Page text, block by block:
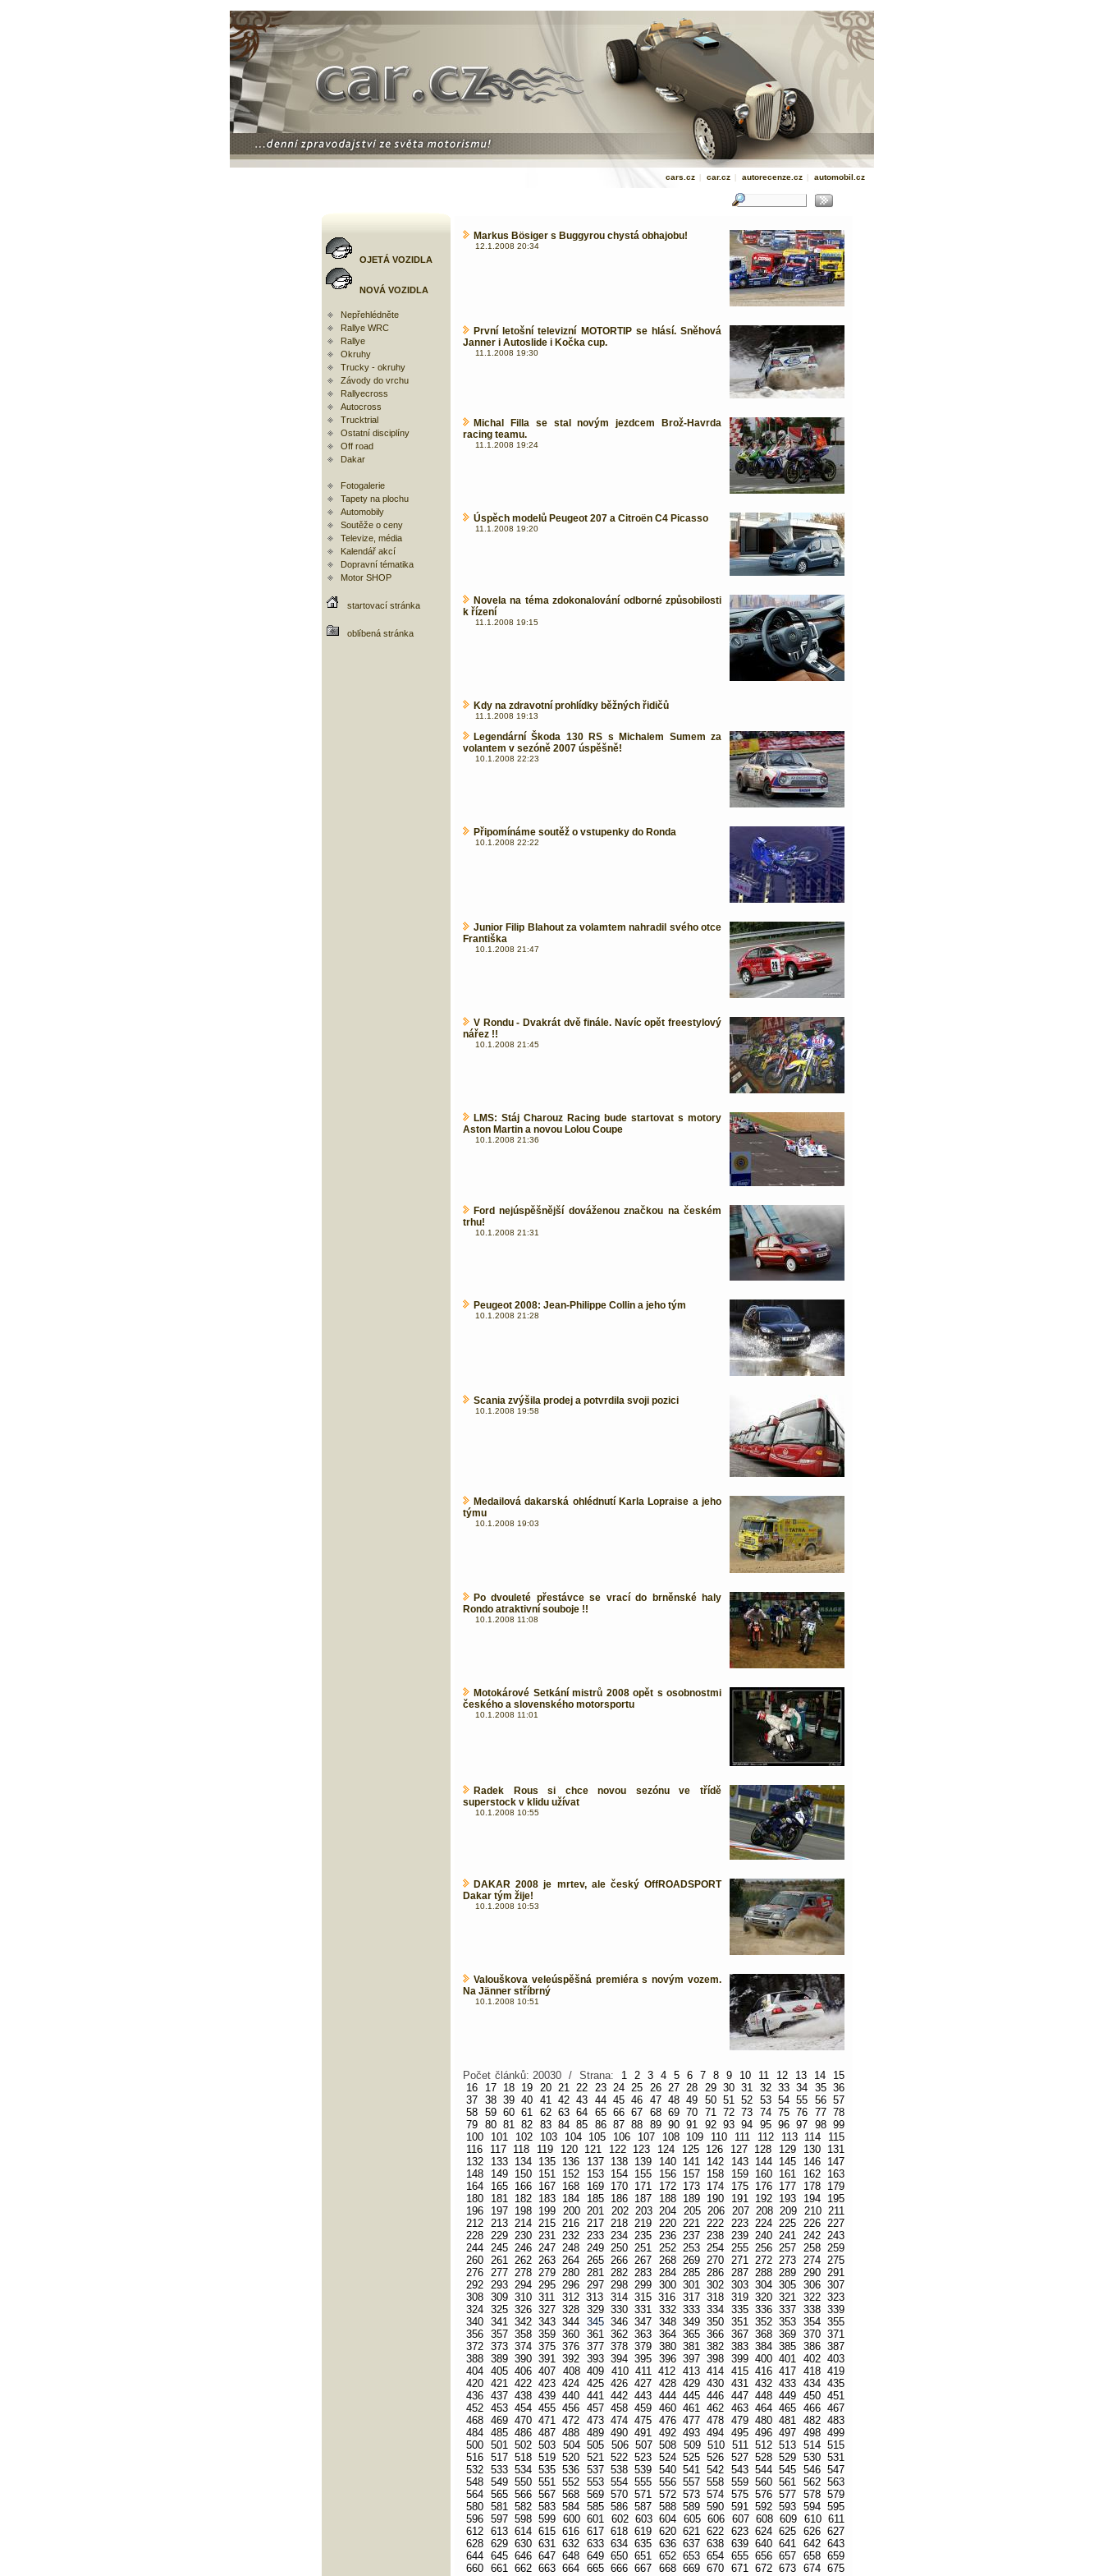
cars.cz | car.cz | autorecenze.cz | automobil.cz
OJETÁ VOZIDLA
NOVÁ VOZIDLA
Nepřehlédněte
Rallye WRC
Rallye
Okruhy
Trucky - okruhy
Závody do vrchu
Rallyecross
Autocross
Trucktrial
Ostatní disciplíny
Off road
Dakar
Fotogalerie
Tapety na plochu
Automobily
Soutěže o ceny
Televize, média
Kalendář akcí
Dopravní tématika
Motor SHOP
startovací stránka
oblíbená stránka
Markus Bösiger s Buggyrou chystá obhajobu!
12.1.2008 20:34
První letošní televizní MOTORTIP se hlásí. Sněhová
Janner i Autoslide i Kočka cup.
11.1.2008 19:30
Michal Filla se stal novým jezdcem Brož-Havrda
racing teamu.
11.1.2008 19:24
Úspěch modelů Peugeot 207 a Citroën C4 Picasso
11.1.2008 19:20
Novela na téma zdokonalování odborné způsobilosti
k řízení
11.1.2008 19:15
Kdy na zdravotní prohlídky běžných řidičů
11.1.2008 19:13
Legendární Škoda 130 RS s Michalem Sumem za
volantem v sezóně 2007 úspěšně!
10.1.2008 22:23
Připomínáme soutěž o vstupenky do Ronda
10.1.2008 22:22
Junior Filip Blahout za volamtem nahradil svého otce
Františka
10.1.2008 21:47
V Rondu - Dvakrát dvě finále. Navíc opět freestylový
nářez !!
10.1.2008 21:45
LMS: Stáj Charouz Racing bude startovat s motory
Aston Martin a novou Lolou Coupe
10.1.2008 21:36
Ford nejúspěšnější dováženou značkou na českém
trhu!
10.1.2008 21:31
Peugeot 2008: Jean-Philippe Collin a jeho tým
10.1.2008 21:28
Scania zvýšila prodej a potvrdila svoji pozici
10.1.2008 19:58
Medailová dakarská ohlédnutí Karla Lopraise a jeho
týmu
10.1.2008 19:03
Po dvouleté přestávce se vrací do brněnské haly
Rondo atraktivní souboje !!
10.1.2008 11:08
Motokárové Setkání mistrů 2008 opět s osobnostmi
českého a slovenského motorsportu
10.1.2008 11:01
Radek Rous si chce novou sezónu ve třídě
superstock v klidu užívat
10.1.2008 10:55
DAKAR 2008 je mrtev, ale český OffROADSPORT
Dakar tým žije!
10.1.2008 10:53
Valouškova veleúspěšná premiéra s novým vozem.
Na Jänner stříbrný
10.1.2008 10:51
Počet článků: 20030 / Strana: 1 2 3 4 5 6 7 8 9 10 11 12 13 14
15
16
17 18 19 20 21 22 23 24 25 26 27 28 29 30 31 32 33 34 35 36
37 38 39 40 41 42 43 44 45 46 47 48 49 50 51 52 53 54 55 56 57
58 59 60 61 62 63 64 65 66 67 68 69 70 71 72 73 74 75 76 77 78
79 80 81 82 83 84 85 86 87 88 89 90 91 92 93 94 95 96 97 98 99
100
101 102 103 104 105 106 107 108 109 110 111 112 113 114
115
116
117 118 119 120 121 122 123 124 125 126 127 128 129 130
131
132
133 134 135 136 137 138 139 140 141 142 143 144 145 146
147
148
149 150 151 152 153 154 155 156 157 158 159 160 161 162
163
164
165 166 167 168 169 170 171 172 173 174 175 176 177 178
179
180
181 182 183 184 185 186 187 188 189 190 191 192 193 194
195
196
197 198 199 200 201 202 203 204 205 206 207 208 209 210 211
212 213 214 215 216 217 218 219 220 221 222 223 224 225 226 227
228 229 230 231 232 233 234 235 236 237 238 239 240 241 242 243
244 245 246 247 248 249 250 251 252 253 254 255 256 257 258 259
260 261 262 263 264 265 266 267 268 269 270 271 272 273 274 275
276 277 278 279 280 281 282 283 284 285 286 287 288 289 290 291
292 293 294 295 296 297 298 299 300 301 302 303 304 305 306 307
308 309 310 311 312 313 314 315 316 317 318 319 320 321 322 323
324 325 326 327 328 329 330 331 332 333 334 335 336 337 338 339
340 341 342 343 344 345 346 347 348 349 350 351 352 353 354 355
356 357 358 359 360 361 362 363 364 365 366 367 368 369 370 371
372 373 374 375 376 377 378 379 380 381 382 383 384 385 386 387
388 389 390 391 392 393 394 395 396 397 398 399 400 401 402 403
404 405 406 407 408 409 410 411 412 413 414 415 416 417 418 419
420 421 422 423 424 425 426 427 428 429 430 431 432 433 434 435
436 437 438 439 440 441 442 443 444 445 446 447 448 449 450 451
452 453 454 455 456 457 458 459 460 461 462 463 464 465 466 467
468 469 470 471 472 473 474 475 476 477 478 479 480 481 482 483
484 485 486 487 488 489 490 491 492 493 494 495 496 497 498 499
500 501 502 503 504 505 506 507 508 509 510 511 512 513 514 515
516 517 518 519 520 521 522 523 524 525 526 527 528 529 530 531
532 533 534 535 536 537 538 539 540 541 542 543 544 545 546 547
548 549 550 551 552 553 554 555 556 557 558 559 560 561 562 563
564 565 566 567 568 569 570 571 572 573 574 575 576 577 578 579
580 581 582 583 584 585 586 587 588 589 590 591 592 593 594 595
596 597 598 599 600 601 602 603 604 605 606 607 608 609 610 611
612 613 614 615 616 617 618 619 620 621 622 623 624 625 626 627
628 629 630 631 632 633 634 635 636 637 638 639 640 641 642 643
644 645 646 647 648 649 650 651 652 653 654 655 656 657 658 659
660 661 662 663 664 665 666 667 668 669 670 671 672 673 674 675